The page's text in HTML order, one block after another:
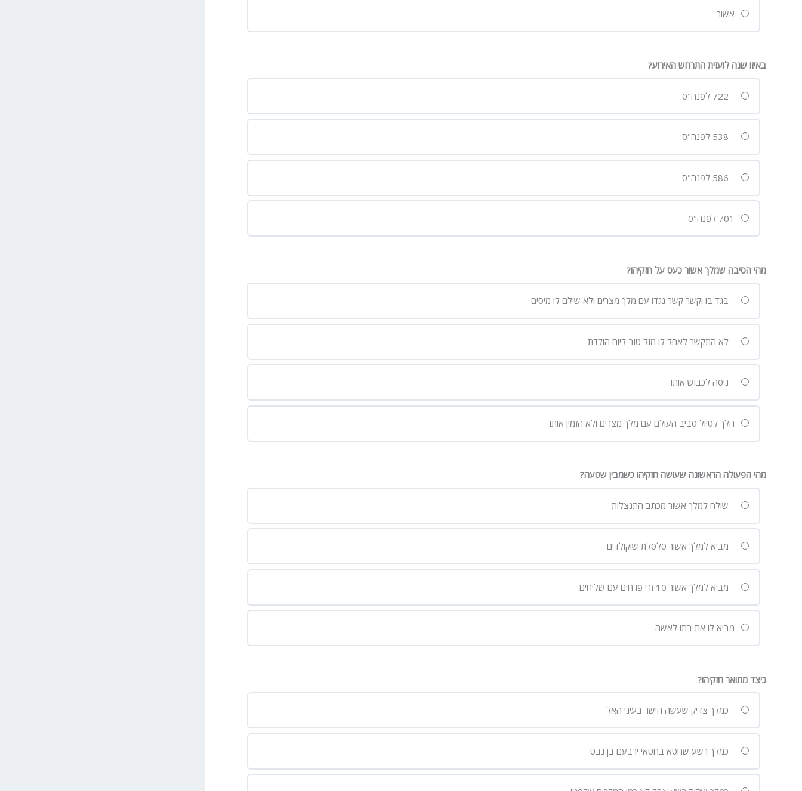
אשור
באיזו שנה לועזית התרחש האירוע?
מהי הסיבה שמלך אשור כעס על חזקיהו?
בגד בו וקשר קשר נגדו עם מלך מצרים ולא שילם לו מיסים
לא התקשר לאחל לו מזל טוב ליום הולדת
ניסה לכבוש אותו
הלך לטיול סביב העולם עם מלך מצרים ולא הזמין אותו
מהי הפעולה הראשונה שעושה חזקיהו כשמבין שטעה?
שולח למלך אשור מכתב התנצלות
מביא למלך אשור סלסלת שוקולדים
מביא למלך אשור 10 זרי פרחים עם שליחים
מביא לו את בתו לאשה
כיצד מתואר חזקיהו?
כמלך צדיק שעשה הישר בעיני האל
כמלך רשע שחטא בחטאי ירבעם בן נבט